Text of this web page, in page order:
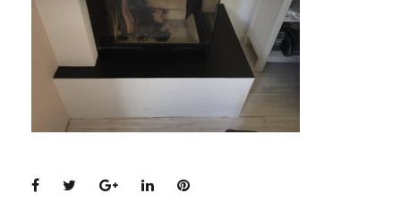
Facebook
TwitterGoogle+
LinkedInPinterest